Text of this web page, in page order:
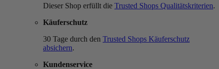
Dieser Shop erfüllt die Trusted Shops Qualitätskriterien.
Käuferschutz
30 Tage durch den Trusted Shops Käuferschutz
absichern.
Kundenservice